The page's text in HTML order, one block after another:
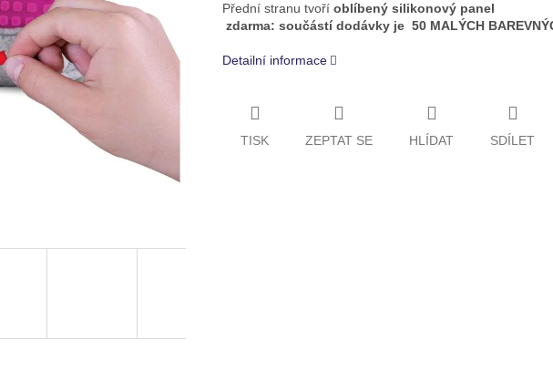
Přední stranu tvoří oblíbený silikonový panel
zdarma: součástí dodávky je 50 MALÝCH
Detailní informace
TISK ZEPTAT SE HLÍDAT SDÍLET